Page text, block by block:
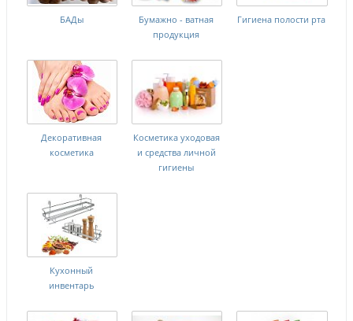
БАДы
Бумажно - ватная
продукция
Гигиена полости рта
Декоративная
косметика
Косметика уходовая
и средства личной
гигиены
Кухонный
инвентарь